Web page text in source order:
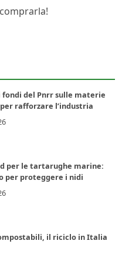
fondi del Pnrr sulle materie
rafforzare l’industria
per le tartarughe marine:
per proteggere i nidi
il riciclo in Italia